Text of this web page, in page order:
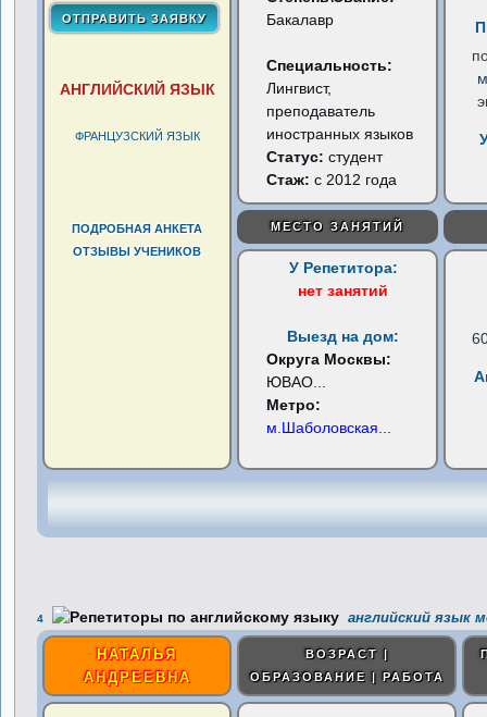
АНГЛИЙСКИЙ ЯЗЫК
ФРАНЦУЗСКИЙ ЯЗЫК
ПОДРОБНАЯ АНКЕТА
ОТЗЫВЫ УЧЕНИКОВ
Бакалавр
Специальность:
Лингвист,
преподаватель
иностранных языков
Статус:студент
Стаж: с 2012 года
МЕСТО ЗАНЯТИЙ
У Репетитора:
нет занятий
Выезд на дом:
Округа Москвы:
ЮВАО
Метро:
м.Шаболовская
4 английский язык
НАТАЛЬЯ
АНДРЕЕВНА
ВОЗРАСТ |
ОБРАЗОВАНИЕ | РАБОТА